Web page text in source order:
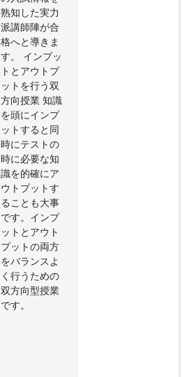
熟知した実力
派講師陣が合
格へと導きま
す。 インプッ
トとアウトプ
ットを行う双
方向授業 知識
を頭にインプ
ットすると同
時にテストの
時に必要な知
識を的確にア
ウトプットす
ることも大事
です。インプ
ットとアウト
プットの両方
をバランスよ
く行うための
双方向型授業
です。